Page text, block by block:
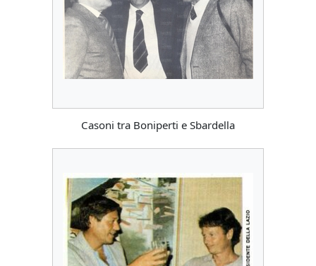
Casoni tra Boniperti e Sbardella